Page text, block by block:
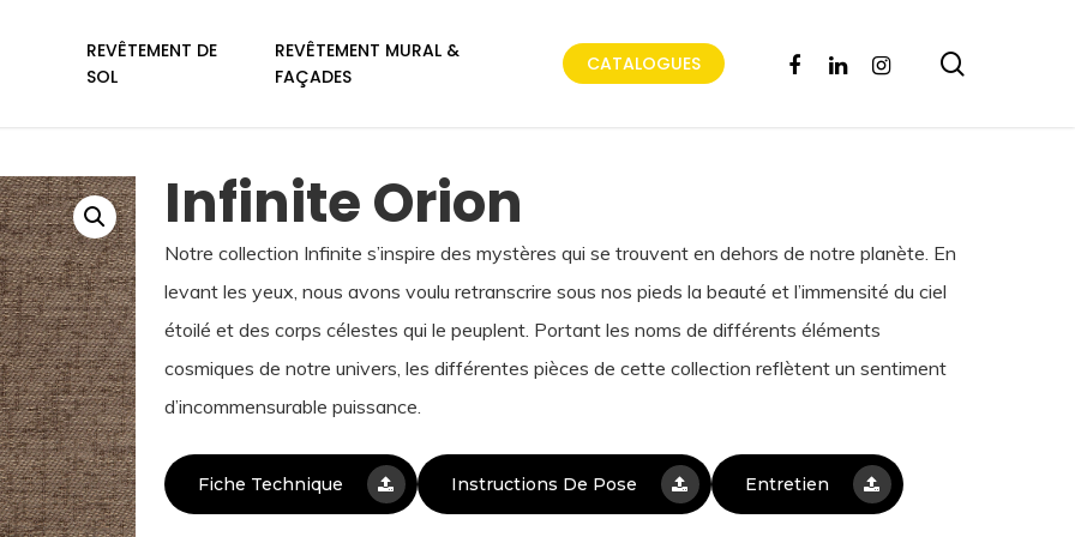
REVÊTEMENT DE
SOL
REVÊTEMENT MURAL &
FAÇADES
CATALOGUES FACEBOOKLINKEDININSTAGRAM
Infinite Orion
Notre col­lection Infinite s’inspire des mystères qui se trouvent en dehors de notre planète. En
levant les yeux, nous avons voulu retranscrire sous nos pieds la beauté et l’immensité du ciel
étoilé et des corps célestes qui le peuplent. Portant les noms de dif­férents éléments
cosmiques de notre univers, les dif­férentes pièces de cette col­lection reflètent un sentiment
d’incommensurable puissance.
Fiche Technique Instructions De Pose Entretien